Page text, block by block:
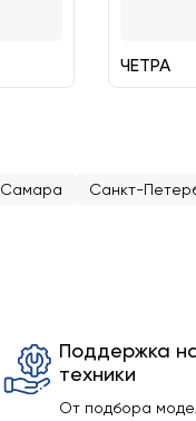
ЧЕТРА
Самара Санкт-
Поддержка
техники
От подбора